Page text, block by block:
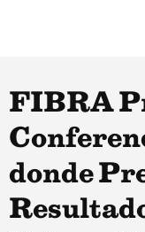
FIBRA
donde